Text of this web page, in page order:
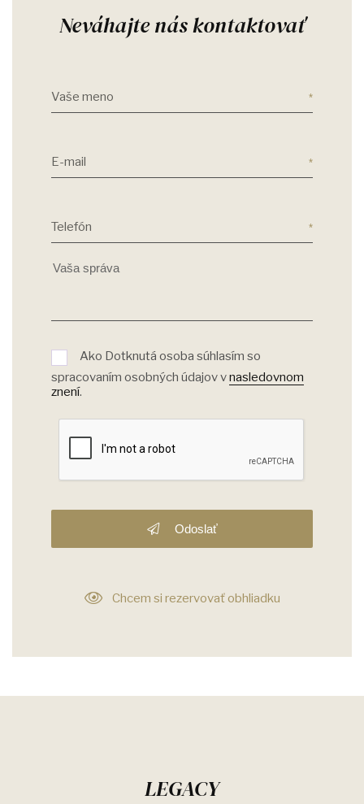
Neváhajte nás kontaktovať
Vaše meno
E-mail
Telefón
Ako Dotknutá osoba súhlasím so
spracovaním osobných údajov vnasledovnom
znení.
Odoslať
Chcem si rezervovať obhliadku
LEGACY